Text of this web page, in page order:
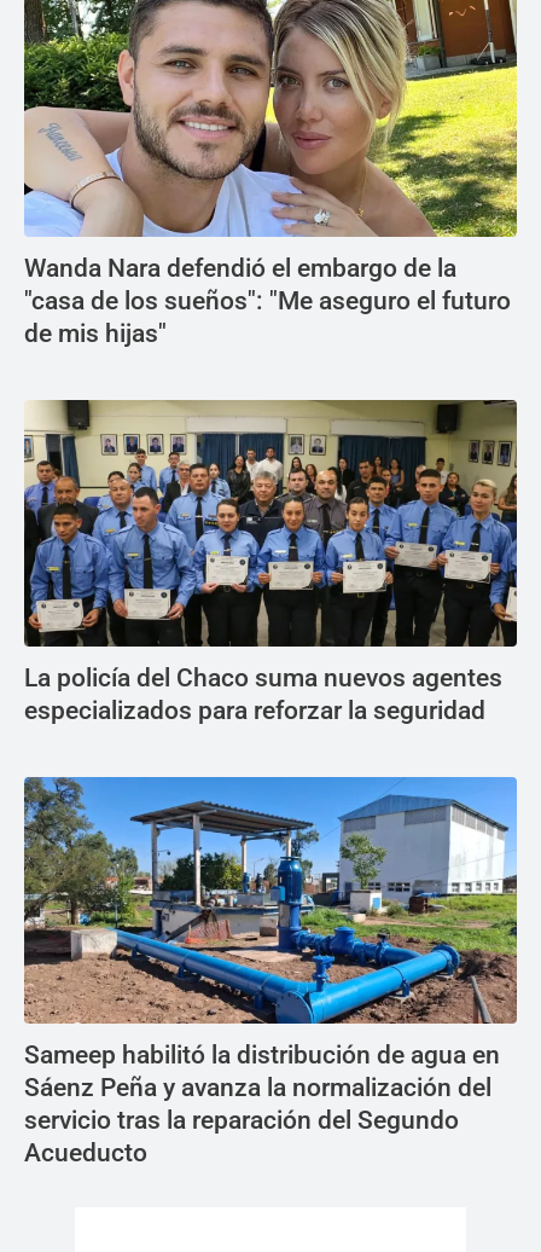
Wanda Nara defendió el embargo de la
"casa de los sueños": "Me aseguro el futuro
de mis hijas"
La policía del Chaco suma nuevos agentes
especializados para reforzar la seguridad
Sameep habilitó la distribución de agua en
Sáenz Peña y avanza la normalización del
servicio tras la reparación del Segundo
Acueducto